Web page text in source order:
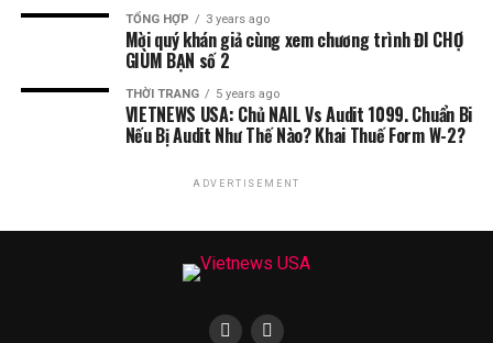
TỔNG HỢP 3 years ago
Mời quý khán giả cùng xem chương trình ĐI CHỢ
GIÙM BẠN số 2
THỜI TRANG 5 years ago
VIETNEWS USA: Chủ NAIL Vs Audit 1099. Chuẩn Bi
Nếu Bị Audit Như Thế Nào? Khai Thuế Form W-2?
ADVERTISEMENT